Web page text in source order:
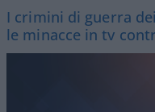
I crimini di guerra
le minacce in tv